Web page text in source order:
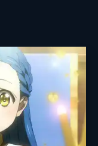
浦和希
大西沙織
子安光樹
堀江瞬
岡本信彦